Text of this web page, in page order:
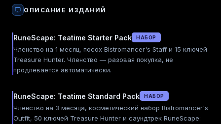
ОПИСАНИЕ ИЗДАНИЙ
RuneScape: Teatime Starter Pack НАБОР
Членство на 1 месяц, посох Bistromancer's Staff и 15 ключей
Treasure Hunter. Членство — разовая покупка, не
продлевается автоматически.
RuneScape: Teatime Standard Pack НАБОР
Членство на 3 месяца, косметический набор Bistromancer's
Outfit, 50 ключей Treasure Hunter и саундтрек RuneScape: